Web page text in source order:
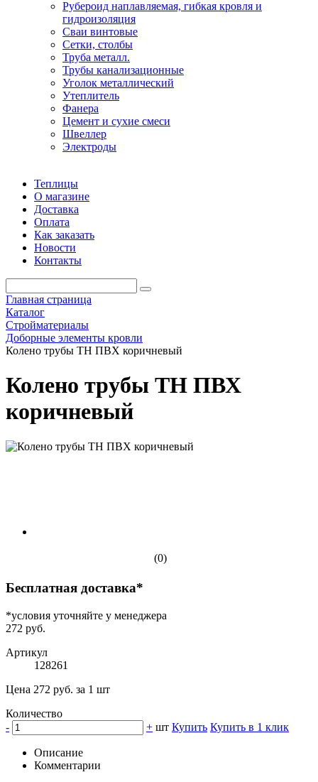
Рубероид наплавляемая, гибкая кровля и
гидроизоляция
Сваи винтовые
Сетки, столбы
Труба металл.
Трубы канализационные
Уголок металлический
Утеплитель
Фанера
Цемент и сухие смеси
Швеллер
Электроды
Теплицы
О магазине
Доставка
Оплата
Как заказать
Новости
Контакты
Главная страница
Каталог
Стройматериалы
Доборные элементы кровли
Колено трубы ТН ПВХ коричневый
Колено трубы ТН ПВХ
коричневый
(0)
Бесплатная доставка*
*условия уточняйте у менеджера
272 руб.
Артикул
128261
Цена 272 руб. за 1 шт
Количество
-
+ шт Купить Купить в 1 клик
Описание
Комментарии